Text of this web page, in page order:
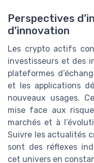
Perspectives
d’innovation
Les crypto actifs
investisseurs et des
plateformes
et les applications
nouveaux usages.
mise face aux
marchés et à
Suivre les actualités
sont des réflexes
cet univers en